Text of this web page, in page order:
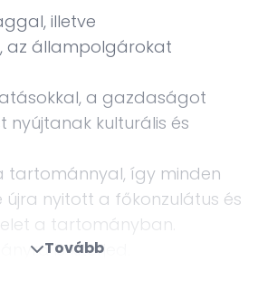
illetve
az állampolgárokat
a gazdaságot
kulturális és
tartománnyal, így minden
újra nyitott a főkonzulátus és
a tartományban.
is kiterjed.
Tovább